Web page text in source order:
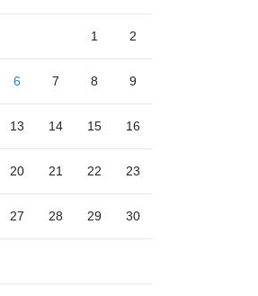
1 2
6 7 8 9
13 14 15 16
20 21 22 23
27 28 29 30